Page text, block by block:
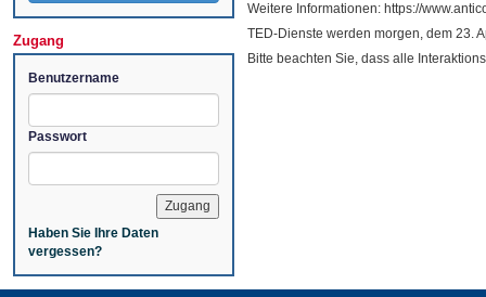
Zugang
Benutzername
Passwort
Haben Sie Ihre Daten
vergessen?
Weitere Informationen: https://
TED-Dienste werden morgen, dem 23.
Bitte beachten Sie, dass alle